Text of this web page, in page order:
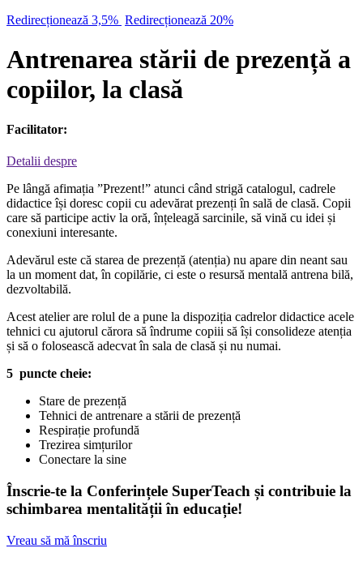
Redirecționează 3,5% Redirecționează 20%
Antrenarea stării de prezență a
copiilor, la clasă
Facilitator:
Detalii despre
Pe lângă afimația ”Prezent!” atunci când strigă catalogul, cadrele
didactice își doresc copii cu adevărat prezenți în sală de clasă. Copii
care să participe activ la oră, înțeleagă sarcinile, să vină cu idei și
conexiuni interesante.
Adevărul este că starea de prezență (atenția) nu apare din neant sau
la un moment dat, în copilărie, ci este o resursă mentală antrena bilă,
dezvoltabilă.
Acest atelier are rolul de a pune la dispoziția cadrelor didactice acele
tehnici cu ajutorul cărora să îndrume copiii să își consolideze atenția
și să o folosească adecvat în sala de clasă și nu numai.
5 puncte cheie:
Stare de prezență
Tehnici de antrenare a stării de prezență
Respirație profundă
Trezirea simțurilor
Conectare la sine
Înscrie-te la Conferințele SuperTeach și contribuie la
schimbarea mentalității în educație!
Vreau să mă înscriu